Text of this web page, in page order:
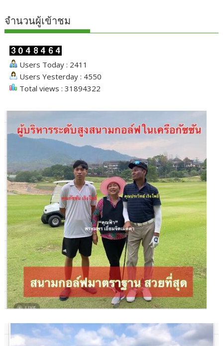
จำนวนผู้เข้าชม
Users Today : 2411
Users Yesterday : 4550
Total views : 31894322